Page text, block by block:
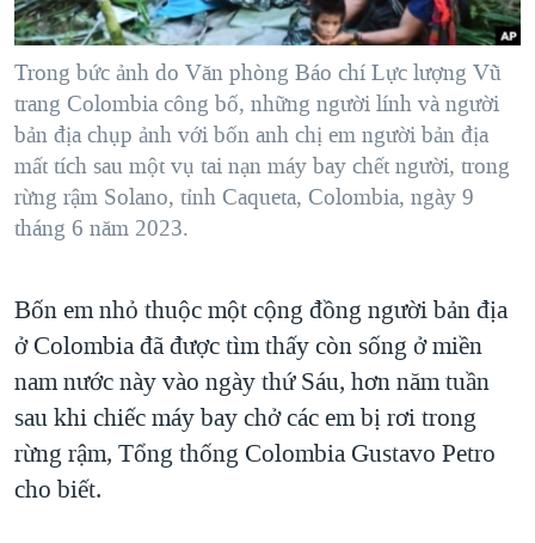
SỨC KHOẺ
VĂN HOÁ
THỂ THAO
GIÁO DỤC
NGÀY TỊ NẠN THẾ GIỚI
GROUND ZERO – XƯA VÀ NAY
CHI PHÍ CHIẾN TRANH AFGHANISTAN
CÁC GIÁ TRỊ CỘNG HÒA Ở VIỆT NAM
THƯỢNG ĐỈNH TRUMP-KIM TẠI VIỆT NAM
NGƯ DÂN VIỆT VÀ LÀN SÓNG TRỘM HẢI SÂM
BÊN KIA QUỐC LỘ: TIẾNG VỌNG TỪ NÔNG THÔN MỸ
QUAN HỆ VIỆT MỸ
Ngôn ngữ khác
Trong bức ảnh do Văn phòng Báo chí Lực lượng Vũ
trang Colombia công bố, những người lính và người
bản địa chụp ảnh với bốn anh chị em người bản địa
mất tích sau một vụ tai nạn máy bay chết người, trong
rừng rậm Solano, tỉnh Caqueta, Colombia, ngày 9
tháng 6 năm 2023.
Bốn em nhỏ thuộc một cộng đồng người bản địa
ở Colombia đã được tìm thấy còn sống ở miền
nam nước này vào ngày thứ Sáu, hơn năm tuần
sau khi chiếc máy bay chở các em bị rơi trong
rừng rậm, Tổng thống Colombia Gustavo Petro
cho biết.